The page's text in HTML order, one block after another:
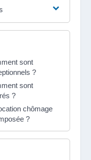
sont
?
sont
?
chômage
?